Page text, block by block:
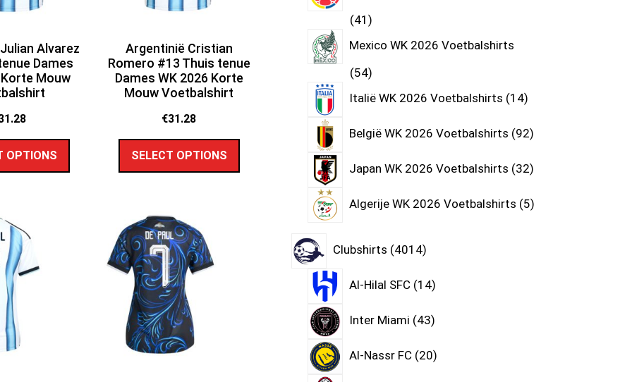
Alvarez
Dames
Mouw
OPTIONS
Argentinië Cristian
Romero #13 Thuis tenue
Dames WK 2026 Korte
Mouw Voetbalshirt
€31.28
SELECT OPTIONS
41
Mexico WK 2026 Voetbalshirts
54
Italië WK 2026 Voetbalshirts 14
België WK 2026 Voetbalshirts 92
Japan WK 2026 Voetbalshirts 32
Algerije WK 2026 Voetbalshirts 5
Clubshirts 4014
Al-Hilal SFC 14
Inter Miami 43
Al-Nassr FC 20